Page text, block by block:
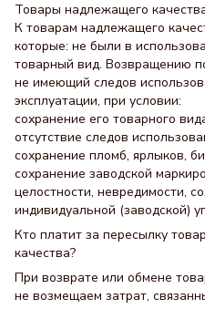
Товары надлежащего
К товарам надлежащего
которые: не были в
товарный вид. Возвращению
не имеющий следов
эксплуатации, при условии:
сохранение его товарного
отсутствие следов
сохранение пломб, ярлыков,
сохранение заводской
целостности, невредимости,
индивидуальной (заводской)
Кто платит за пересылку
качества?
При возврате или обмене
не возмещаем затрат,